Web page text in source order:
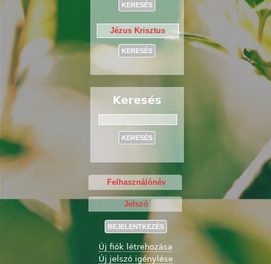
Keresés
Új fiók létrehozása
Új jelszó igénylése